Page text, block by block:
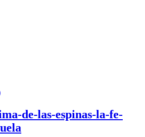
de-las-espinas-la-fe-